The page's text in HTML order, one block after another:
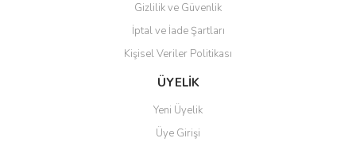
Gizlilik ve Güvenlik
İptal ve İade Şartları
Kişisel Veriler Politikası
ÜYELİK
Yeni Üyelik
Üye Girişi